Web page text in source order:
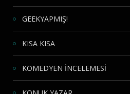
GEEKYAPMIŞ!
KISA KISA
KOMEDYEN İNCELEMESİ